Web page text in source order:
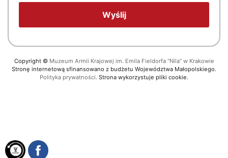
Copyright © Muzeum Armii Krajowej im. Emila Fieldorfa “Nila” w Krakowie
Stronę internetową sfinansowano z budżetu Województwa Małopolskiego.
Polityka prywatności. Strona wykorzystuje pliki cookie.